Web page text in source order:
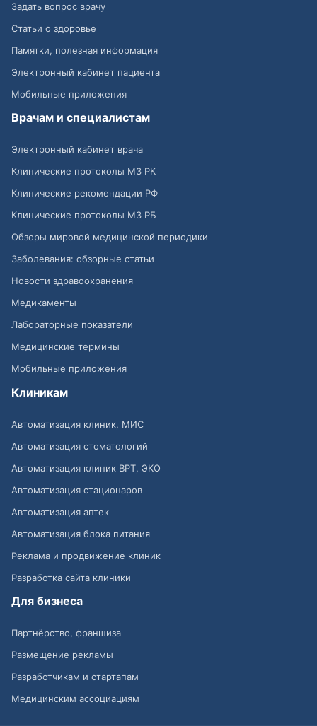
Задать вопрос врачу
Статьи о здоровье
Памятки, полезная информация
Электронный кабинет пациента
Мобильные приложения
Врачам и специалистам
Электронный кабинет врача
Клинические протоколы МЗ РК
Клинические рекомендации РФ
Клинические протоколы МЗ РБ
Обзоры мировой медицинской периодики
Заболевания: обзорные статьи
Новости здравоохранения
Медикаменты
Лабораторные показатели
Медицинские термины
Мобильные приложения
Клиникам
Автоматизация клиник, МИС
Автоматизация стоматологий
Автоматизация клиник ВРТ, ЭКО
Автоматизация стационаров
Автоматизация аптек
Автоматизация блока питания
Реклама и продвижение клиник
Разработка сайта клиники
Для бизнеса
Партнёрство, франшиза
Размещение рекламы
Разработчикам и стартапам
Медицинским ассоциациям